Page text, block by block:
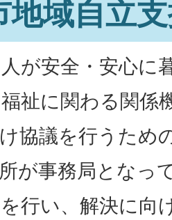
地域自立
が安全・安心に
祉に関わる関係
協議を行うため
が事務局となっ
行い、解決に向